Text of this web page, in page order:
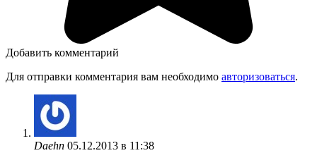
Добавить комментарий
Для отправки комментария вам необходимо авторизоваться.
Daehn 05.12.2013 в 11:38